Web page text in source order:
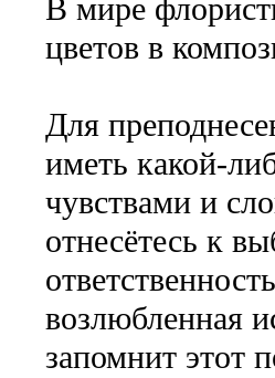
В мире
цветов в
Для
иметь какой-
чувствами и
отнесётесь к
возлюбленная
запомнит этот